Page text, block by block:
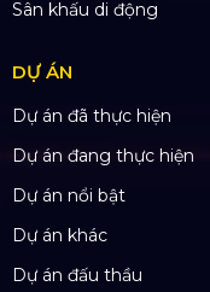
SẢN PHẨM
Thiết bị âm thanh
Thiết bị ánh sáng
Màn hình LED
Khung truss nhôm
Sân khấu di động